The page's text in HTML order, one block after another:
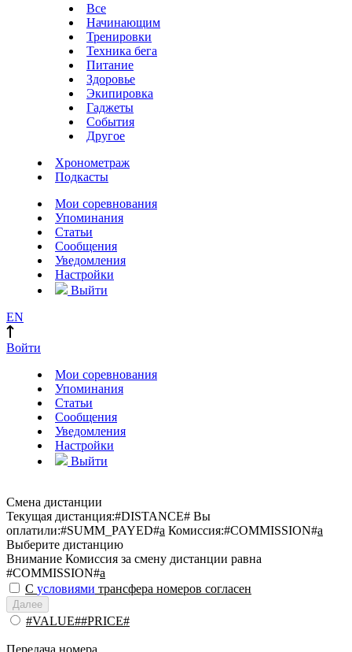
Все
Начинающим
Тренировки
Техника бега
Питание
Здоровье
Экипировка
Гаджеты
События
Другое
Хронометраж
Подкасты
Мои соревнования
Упоминания
Статьи
Сообщения
Уведомления
Настройки
Выйти
EN
Войти
Мои соревнования
Упоминания
Статьи
Сообщения
Уведомления
Настройки
Выйти
Смена дистанции
Текущая дистанция:#DISTANCE# Вы
оплатили:#SUMM_PAYED#a Комиссия:#COMMISSION#a
Выберите дистанцию
Внимание Комиссия за смену дистанции равна
#COMMISSION#a
С условиями трансфера номеров согласен
Далее
#VALUE##PRICE#
Передача номера